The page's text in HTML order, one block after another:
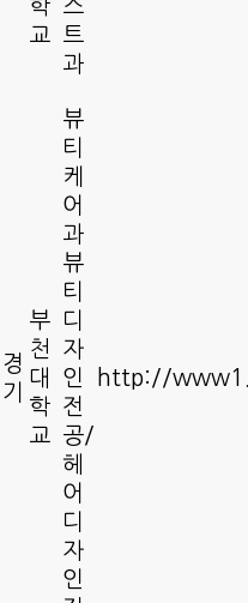
학
교
스
트
과
경
기
부
천
대
학
교
뷰
티
케
어
과
뷰
티
디
자
인
전
공/
헤
어
디
자
인
http://